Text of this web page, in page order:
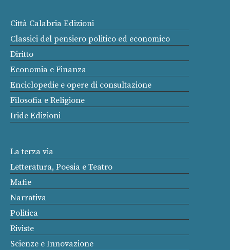
Città Calabria Edizioni
Classici del pensiero politico ed economico
Diritto
Economia e Finanza
Enciclopedie e opere di consultazione
Filosofia e Religione
Iride Edizioni
La terza via
Letteratura, Poesia e Teatro
Mafie
Narrativa
Politica
Riviste
Scienze e Innovazione